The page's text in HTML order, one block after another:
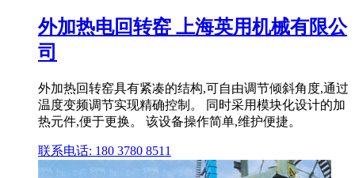
外加热电回转窑 上海英用机械有限公
司
外加热回转窑具有紧凑的结构,可自由调节倾斜角度,通过
温度变频调节实现精确控制。 同时采用模块化设计的加
热元件,便于更换。 该设备操作简单,维护便捷。
联系电话: 180 3780 8511